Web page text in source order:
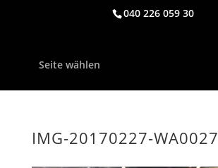
040 226 059 30
Seite wählen
IMG-20170227-WA0027